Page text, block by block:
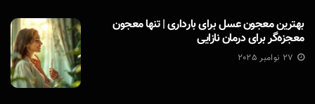
بهترین معجون عسل برای بارداری | تنها معجون
معجزه‌گر برای درمان نازایی
27 نوامبر 2025